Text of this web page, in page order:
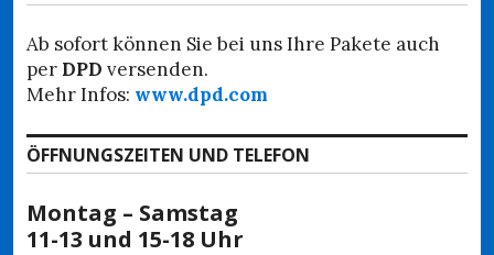
Ab sofort können Sie bei uns Ihre Pakete auch
per DPD versenden.
Mehr Infos: www.dpd.com
ÖFFNUNGSZEITEN UND TELEFON
Montag – Samstag
11-13 und 15-18 Uhr